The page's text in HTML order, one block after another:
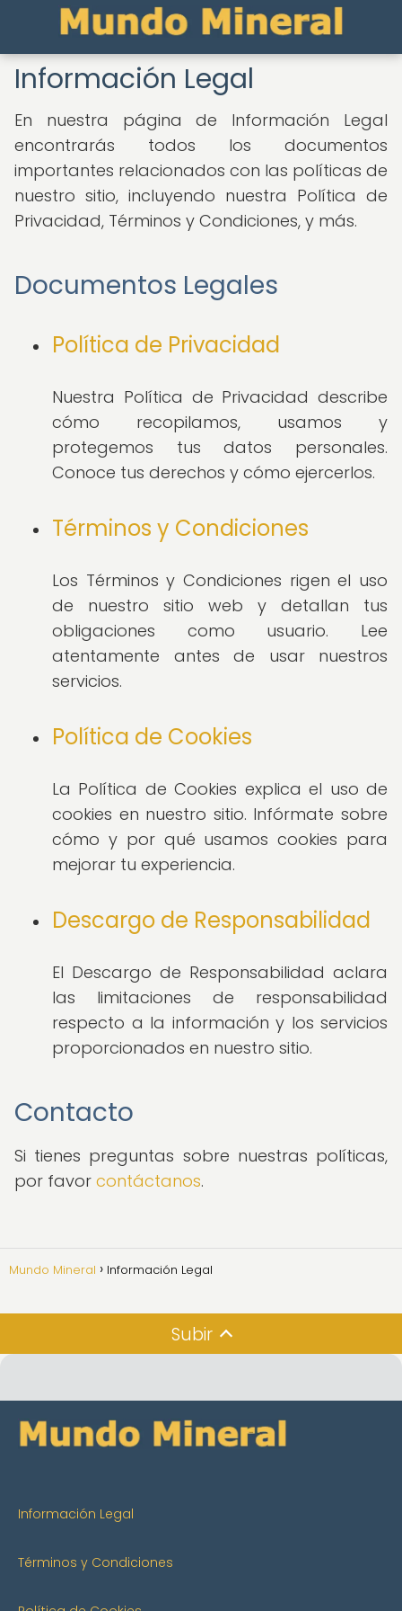
Información Legal
En nuestra página de Información Legal
encontrarás todos los documentos
importantes relacionados con las políticas de
nuestro sitio, incluyendo nuestra Política de
Privacidad, Términos y Condiciones, y más.
Documentos Legales
Política de Privacidad
Nuestra Política de Privacidad describe
cómo recopilamos, usamos y
protegemos tus datos personales.
Conoce tus derechos y cómo ejercerlos.
Términos y Condiciones
Los Términos y Condiciones rigen el uso
de nuestro sitio web y detallan tus
obligaciones como usuario. Lee
atentamente antes de usar nuestros
servicios.
Política de Cookies
La Política de Cookies explica el uso de
cookies en nuestro sitio. Infórmate sobre
cómo y por qué usamos cookies para
mejorar tu experiencia.
Descargo de Responsabilidad
El Descargo de Responsabilidad aclara
las limitaciones de responsabilidad
respecto a la información y los servicios
proporcionados en nuestro sitio.
Contacto
Si tienes preguntas sobre nuestras políticas,
por favor contáctanos.
Mundo Mineral Información Legal
Subir
Información Legal
Términos y Condiciones